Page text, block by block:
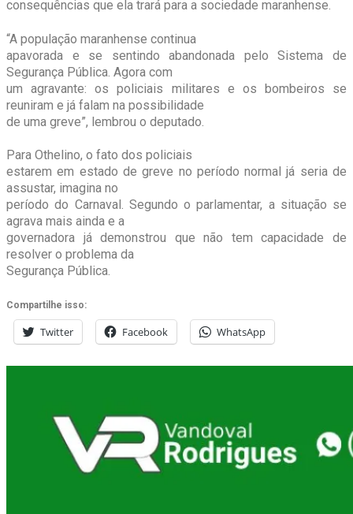
consequências que ela trará para a sociedade maranhense.
“A população maranhense continua
apavorada e se sentindo abandonada pelo Sistema de
Segurança Pública. Agora com
um agravante: os policiais militares e os bombeiros se
reuniram e já falam na possibilidade
de uma greve”, lembrou o deputado.
Para Othelino, o fato dos policiais
estarem em estado de greve no período normal já seria de
assustar, imagina no
período do Carnaval. Segundo o parlamentar, a situação se
agrava mais ainda e a
governadora já demonstrou que não tem capacidade de
resolver o problema da
Segurança Pública.
Compartilhe isso:
Twitter Facebook WhatsApp